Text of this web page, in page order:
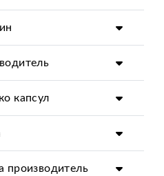
капсул
производитель